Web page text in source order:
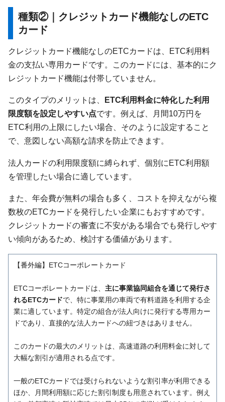
種類②｜クレジットカード機能なしのETC
カード
クレジットカード機能なしのETCカードは、ETC利用料
金の支払い専用カードです。このカードには、基本的にク
レジットカード機能は付帯していません。
このタイプのメリットは、 ETC利用料金に特化した利用
限度額を設定しやすい点です。例えば、月間10万円を
ETC利用の上限にしたい場合、そのように設定すること
で、意図しない高額な請求を防止できます。
法人カードの利用限度額に縛られず、個別にETC利用額
を管理したい場合に適しています。
また、年会費が無料の場合も多く、コストを抑えながら複
数枚のETCカードを発行したい企業にもおすすめです。
クレジットカードの審査に不安がある場合でも発行しやす
い傾向があるため、検討する価値があります。
【番外編】ETCコーポレートカード
ETCコーポレートカードは、 主に事業協同組合を通じて発行さ
れるETCカードで、特に事業用の車両で有料道路を利用する企
業に適しています。特定の組合が法人向けに発行する専用カー
ドであり、直接的な法人カードへの紐づきはありません。
このカードの最大のメリットは、高速道路の利用料金に対して
大幅な割引が適用される点です。
一般のETCカードでは受けられないような割引率が利用できる
ほか、月間利用額に応じた割引制度も用意されています。例え